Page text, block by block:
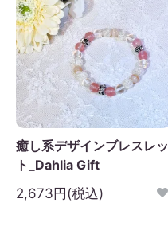
癒し系デザインブレスレッ
ト_Dahlia Gift
2,673円(税込)